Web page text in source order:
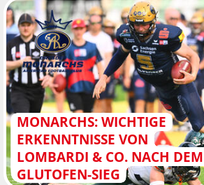
MONARCHS: WICHTIGE
ERKENNTNISSE VON
LOMBARDI & CO. NACH DEM
GLUTOFEN-SIEG